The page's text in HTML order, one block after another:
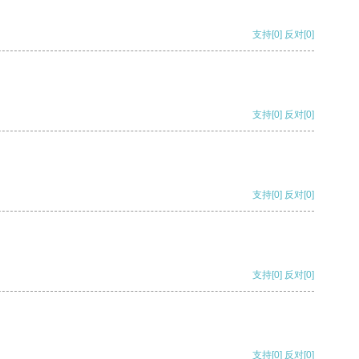
支持[0] 反对[0]
支持[0] 反对[0]
支持[0] 反对[0]
支持[0] 反对[0]
支持[0] 反对[0]